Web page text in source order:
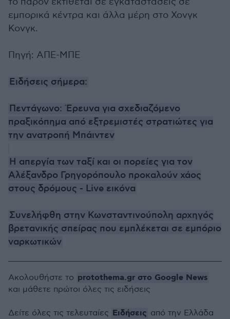
εμπορικά κέντρα και άλλα μέρη στο Χονγκ
Κονγκ.
Πηγή: ΑΠΕ-ΜΠΕ
Ειδήσεις σήμερα:
Πεντάγωνο: Έρευνα για σχεδιαζόμενο
πραξικόπημα από εξτρεμιστές στρατιώτες για
την ανατροπή Μπάιντεν
Η απεργία των ταξί και οι πορείες για τον
Αλέξανδρο Γρηγορόπουλο προκαλούν χάος
στους δρόμους - Live εικόνα
Συνελήφθη στην Κωνσταντινούπολη αρχηγός
βρετανικής σπείρας που εμπλέκεται σε εμπόριο
ναρκωτικών
Ακολουθήστε το protothema.gr στο Google News
και μάθετε πρώτοι όλες τις ειδήσεις
Δείτε όλες τις τελευταίες Ειδήσεις από την Ελλάδα